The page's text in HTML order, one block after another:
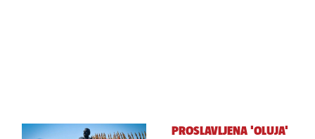
PROSLAVLJENA 'OLUJA'